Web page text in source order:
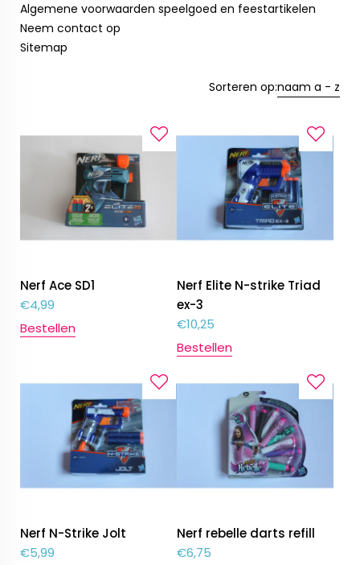
Algemene voorwaarden speelgoed en feestartikelen
Neem contact op
Sitemap
Sorteren op:naam a - z
Nerf Ace SD1
€4,99
Bestellen
Nerf Elite N-strike Triad
ex-3
€10,25
Bestellen
Nerf N-Strike Jolt
€5,99
Nerf rebelle darts refill
€6,75